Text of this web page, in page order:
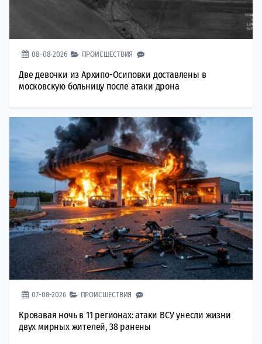
08-08-2026 ПРОИСШЕСТВИЯ
Две девочки из Архипо-Осиповки доставлены в
московскую больницу после атаки дрона
07-08-2026 ПРОИСШЕСТВИЯ
Кровавая ночь в 11 регионах: атаки ВСУ унесли жизни
двух мирных жителей, 38 ранены